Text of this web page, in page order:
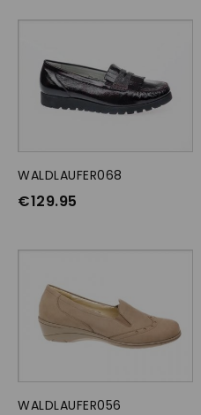
OPTIES SELECTEREN
WALDLAUFER068
€129.95
OPTIES SELECTEREN
WALDLAUFER056